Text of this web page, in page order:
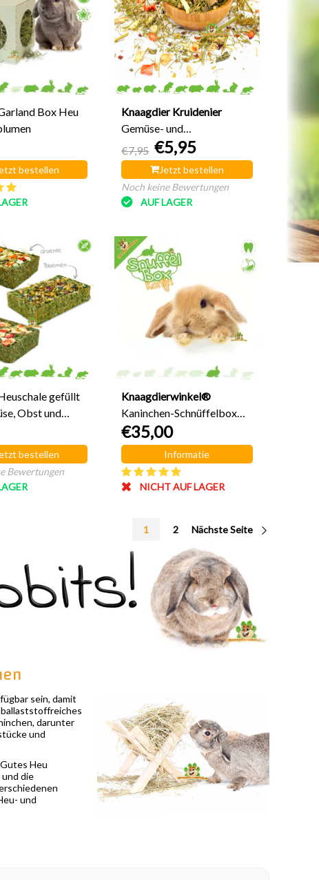
Box Heu
bestellen
Knaagdier Kruidenier
Gemüse- und
Kräutermischung für den
Garten, 150 Gramm
€7,95 €5,95
Jetzt bestellen
Noch keine Bewertungen
AUF LAGER
gefüllt
Obst und
bestellen
Bewertungen
Knaagdierwinkel®
Kaninchen-Schnüffelbox
Nr. 12
€35,00
Informatie
NICHT AUF LAGER
1 2 Nächste Seite
sein, damit
ballaststoffreiches
darunter
und
Heu
die
und